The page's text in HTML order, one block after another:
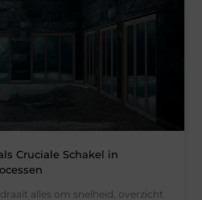
Cruciale Schakel in
alles om snelheid, overzicht